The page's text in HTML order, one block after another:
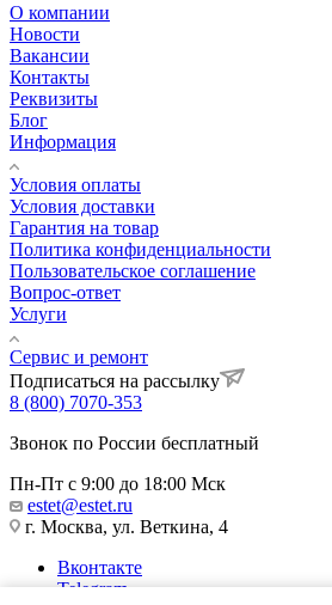
О компании
Новости
Вакансии
Контакты
Реквизиты
Блог
Информация
Условия оплаты
Условия доставки
Гарантия на товар
Политика конфиденциальности
Пользовательское соглашение
Вопрос-ответ
Услуги
Сервис и ремонт
Подписаться на рассылку
8 (800) 7070-353
Звонок по России бесплатный
Пн-Пт с 9:00 до 18:00 Мск
estet@estet.ru
г. Москва, ул. Веткина, 4
Вконтакте
Telegram